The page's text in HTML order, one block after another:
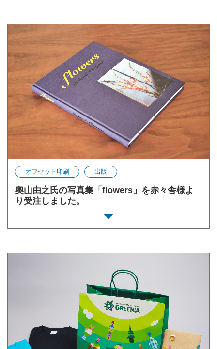
オフセット印刷 出版
奧山由之氏の写真集「flowers」を赤々舎様よ
り受注しました。